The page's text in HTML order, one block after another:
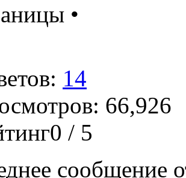
•
14
66,926
/ 5
сообщение